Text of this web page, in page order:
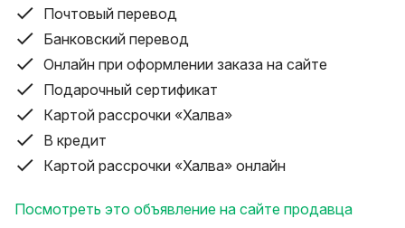
в любом месте;
11. Подходит для мест применения;
12. Мобильный терминал дистанционного управления
PTZ;
13. Приложение: ICSee или XMeye pro
Общие характеристики:
Модель: ICSee P15H
Объективы: 8 МП
Почтовый перевод
Банковский перевод
Онлайн при оформлении заказа на сайте
Подарочный сертификат
Картой рассрочки «Халва»
В кредит
Картой рассрочки «Халва» онлайн
Посмотреть это объявление на сайте продавца